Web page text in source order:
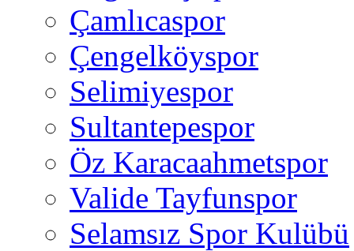
Çamlıcaspor
Çengelköyspor
Selimiyespor
Sultantepespor
Öz Karacaahmetspor
Valide Tayfunspor
Selamsız Spor Kulübü